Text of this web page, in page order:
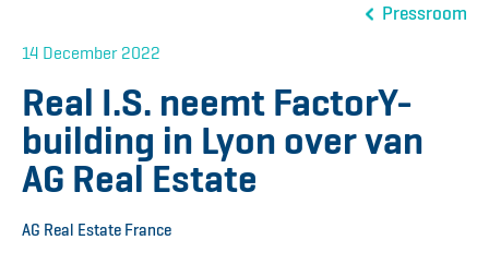
Pressroom
14 December 2022
Real I.S. neemt FactorY-
building in Lyon over van
AG Real Estate
AG Real Estate France